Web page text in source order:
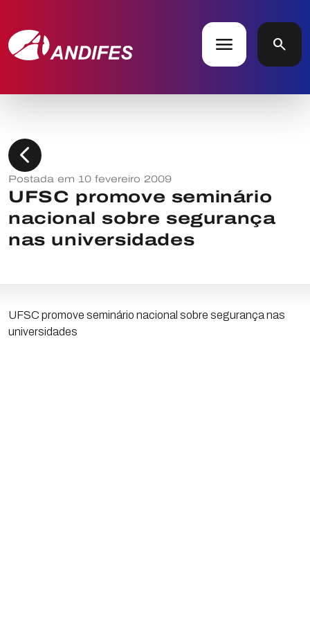
menu search
chevron_left
Postada em 10 fevereiro 2009
UFSC promove seminário
nacional sobre segurança
nas universidades
UFSC promove seminário nacional sobre segurança nas
universidades